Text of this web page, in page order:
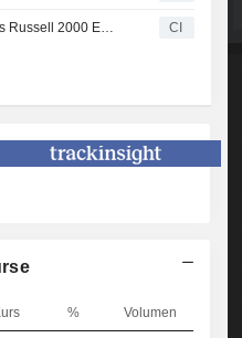
IShares Trust - iShares Russell 2000 ETF veröffentlicht Halbjahresergebnisse zum 30. September 2025 CI
% Volumen